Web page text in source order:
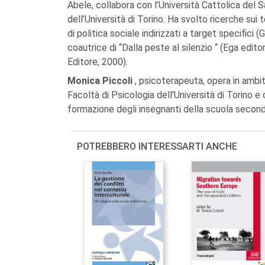
Abele, collabora con l’Università Cattolica del
dell’Università di Torino. Ha svolto ricerche
di politica sociale indirizzati a target specifici
coautrice di “Dalla peste al silenzio “ (Ega
Editore, 2000).
Monica Piccoli , psicoterapeuta, opera in
Facoltà di Psicologia dell’Università di Torino
formazione degli insegnanti della scuola
POTREBBERO INTERESSARTI ANCHE